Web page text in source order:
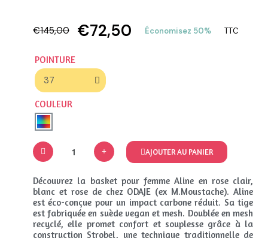
€145,00 €72,50 Économisez 50% TTC
POINTURE
COULEUR
AJOUTER AU PANIER
Découvrez la basket pour femme Aline en rose clair,
blanc et rose de chez ODAJE (ex M.Moustache). Aline
est éco-conçue pour un impact carbone réduit. Sa tige
est fabriquée en suède vegan et mesh. Doublée en mesh
recyclé, elle promet confort et souplesse grâce à la
construction Strobel, une technique traditionnelle de